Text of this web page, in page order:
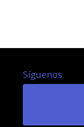
Síguenos